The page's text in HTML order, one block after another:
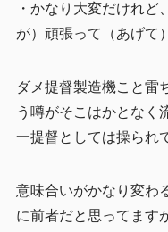
・かなり大変だけれど
が）頑張って（あげて
ダメ提督製造機こと雷
う噂がそこはかとなく
一提督としては操られ
意味合いがかなり変わ
に前者だと思ってます